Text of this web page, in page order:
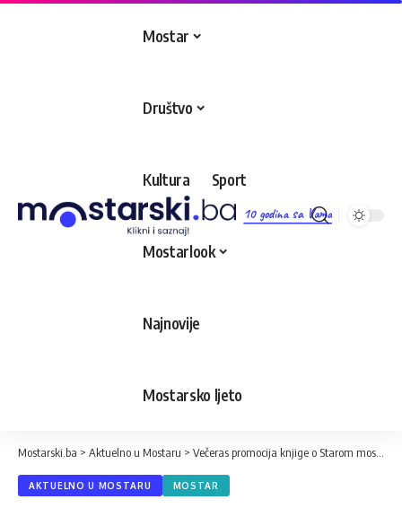
10 godina sa Vama
Mostar
Društvo
Kultura Sport
Mostarlook
Najnovije
Mostarsko ljeto
Mostarski.ba > Aktuelno u Mostaru > Večeras promocija knjige o Starom mostu Sanela Kajana
AKTUELNO U MOSTARU MOSTAR